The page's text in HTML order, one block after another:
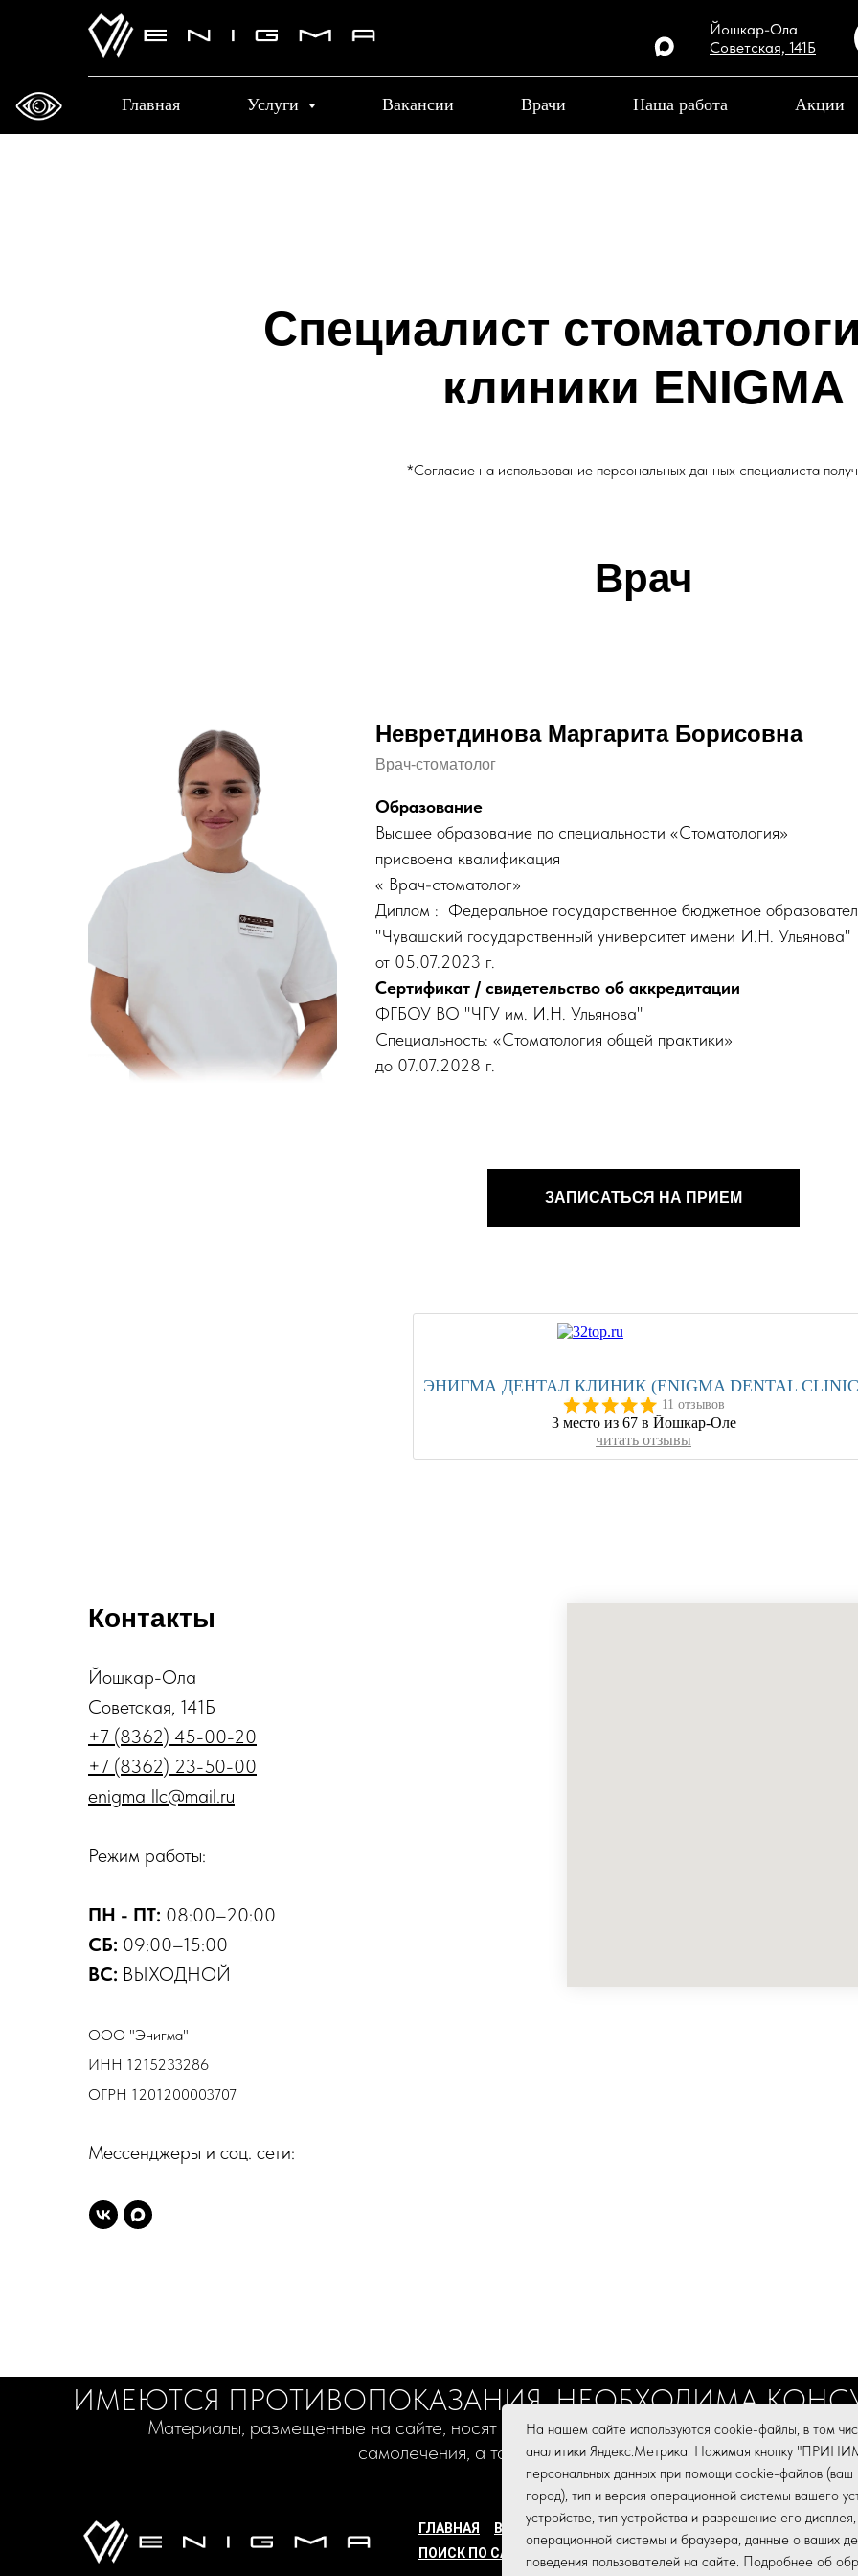
Йошкар-Ола
Советская, 141Б
Главная Услуги Вакансии Врачи Наша работа Акции
Специалист
клиники ENIGMA
*Согласие на использование персональных данных специалиста
Врач
Невретдинова Маргарита Борисовна
Врач-стоматолог
Образование
Высшее образование по специальности «Стоматология»
присвоена квалификация
« Врач-стоматолог»
Диплом : Федеральное государственное бюджетное
"Чувашский государственный университет имени И.Н. Ульянова"
от 05.07.2023 г.
Сертификат / свидетельство об аккредитации
ФГБОУ ВО "ЧГУ им. И.Н. Ульянова"
Специальность: «Стоматология общей практики»
до 07.07.2028 г.
ЗАПИСАТЬСЯ НА ПРИЕМ
ЭНИГМА ДЕНТАЛ КЛИНИК (ENIGMA DENTAL
11 отзывов
3 место из 67 в Йошкар-Оле
читать отзывы
Контакты
Йошкар-Ола
Советская, 141Б
+7 (8362) 45-00-20
+7 (8362) 23-50-00
enigma_llc@mail.ru
Режим работы:
ПН - ПТ: 08:00–20:00
СБ: 09:00–15:00
ВС: ВЫХОДНОЙ
ООО "Энигма"
ИНН 1215233286
ОГРН 1201200003707
Мессенджеры и соц. сети:
На нашем сайте используются cookie-файлы, в том
аналитики Яндекс.Метрика. Нажимая кнопку
персональных данных при помощи cookie-файлов
город), тип и версия операционной системы вашего
устройстве, тип устройства и разрешение его
операционной системы и браузера, данные о ваших
поведения пользователей на сайте. Подробнее об
ИМЕЮТСЯ ПРОТИВОПОКАЗАНИЯ, НЕОБХОДИМА
Материалы, размещенные на сайте, носят информационный характер и не являются
самолечения, а также не заменяют очную консультацию
ГЛАВНАЯ ВАКАНСИИ ВРАЧИ НАША РАБОТА
ПОИСК ПО САЙТУ
НАЛОГОВАЯ СПРАВКА